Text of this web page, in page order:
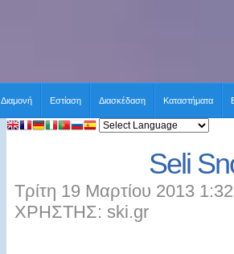
Διαμονή Εστίαση Διασκέδαση Καταστήματα
Seli
Τρίτη 19 Μαρτίου 2013
ΧΡΗΣΤΗΣ: ski.gr